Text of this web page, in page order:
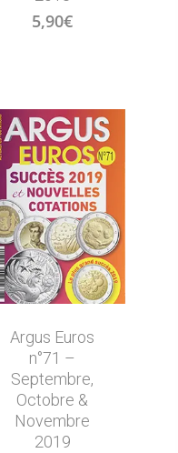
5,90€
Argus Euros
n°71 –
Septembre,
Octobre &
Novembre
2019